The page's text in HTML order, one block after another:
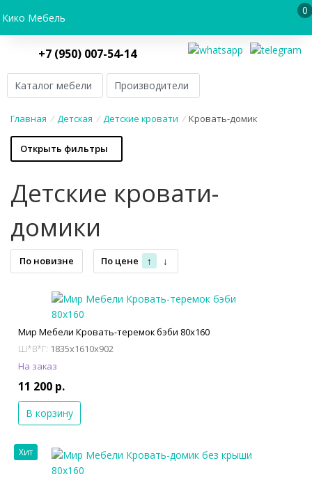
Кико Мебель
0
+7 (950) 007-54-14
Каталог мебели Производители
Главная / Детская / Детские кровати / Кровать-домик
Открыть фильтры
Детские кровати-
домики
По новизне По цене ↑ ↓
Мир Мебели Кровать-теремок бэби 80х160
Ш*В*Г: 1835x1610x902
На заказ
11 200 р.
В корзину
Хит